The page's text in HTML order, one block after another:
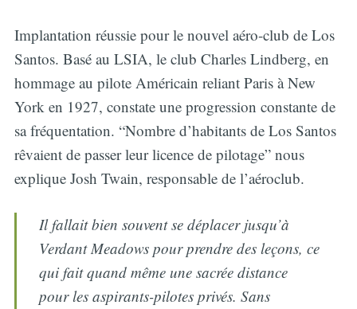
Implantation réussie pour le nouvel aéro-club de Los
Santos. Basé au LSIA, le club Charles Lindberg, en
hommage au pilote Américain reliant Paris à New
York en 1927, constate une progression constante de
sa fréquentation. “Nombre d’habitants de Los Santos
rêvaient de passer leur licence de pilotage” nous
explique Josh Twain, responsable de l’aéroclub.
Il fallait bien souvent se déplacer jusqu’à
Verdant Meadows pour prendre des leçons, ce
qui fait quand même une sacrée distance
pour les aspirants-pilotes privés. Sans